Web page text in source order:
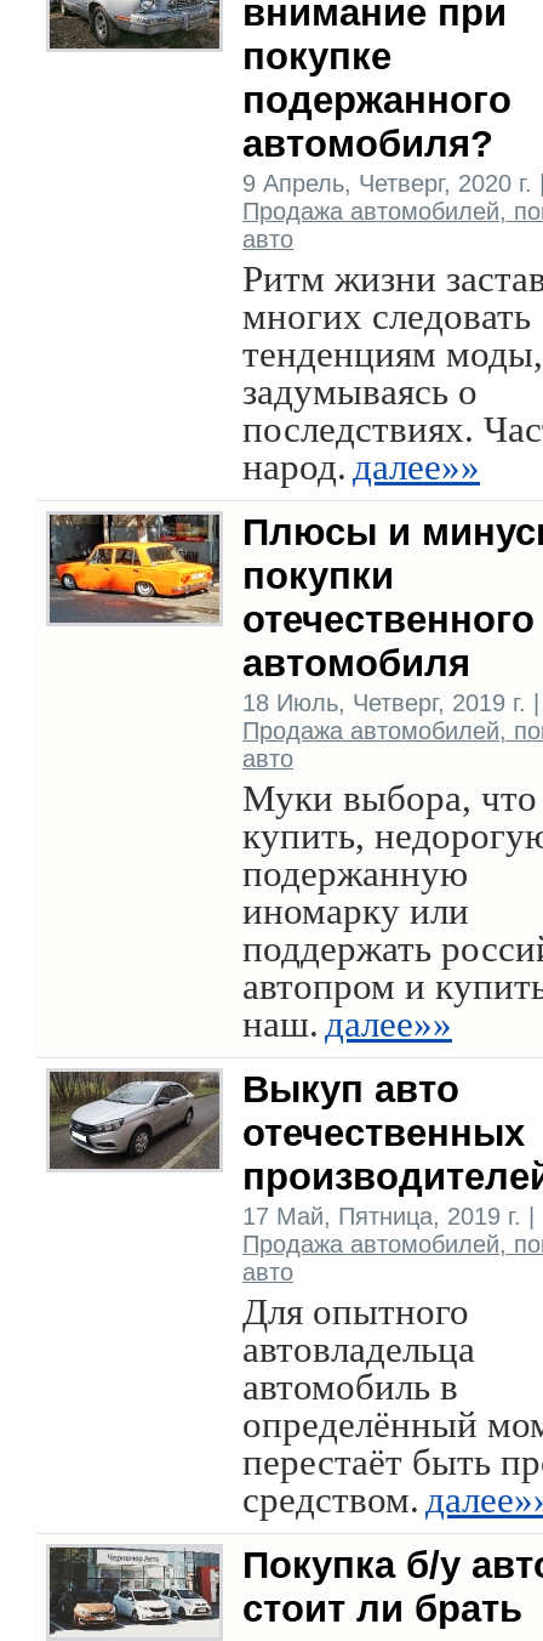
внимание при
покупке
подержанного
автомобиля?
9 Апрель, Четверг, 2020 г.
Продажа автомобилей,
авто
Ритм жизни
многих следовать
тенденциям
задумываясь о
последствиях.
народ. далее»»
Плюсы и
покупки
отечественного
автомобиля
18 Июль, Четверг, 2019 г. |
Продажа автомобилей,
авто
Муки выбора, что
купить,
подержанную
иномарку или
поддержать
автопром и
наш. далее»»
Выкуп авто
отечественных
17 Май, Пятница, 2019 г. |
Продажа автомобилей,
авто
Для опытного
автовладельца
автомобиль в
определённый
перестаёт быть
средством.
Покупка б/у
стоит ли брать